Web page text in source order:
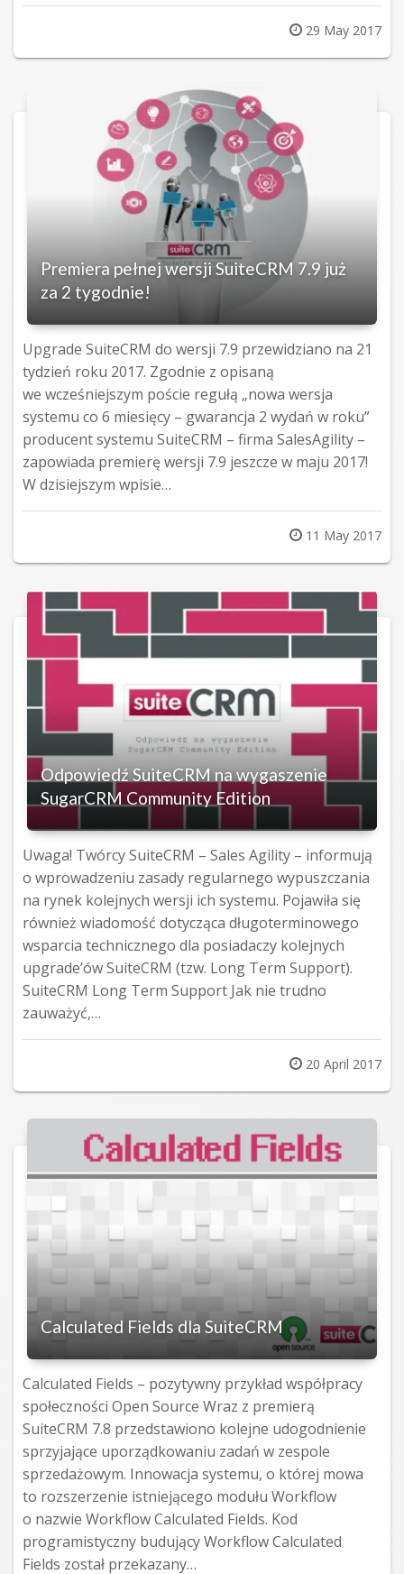
Posted
on
29 May 2017
Premiera pełnej wersji SuiteCRM 7.9 już
za 2 tygodnie!
Upgrade SuiteCRM do wersji 7.9 przewidziano na 21
tydzień roku 2017. Zgodnie z opisaną
we wcześniejszym poście regułą „nowa wersja
systemu co 6 miesięcy – gwarancja 2 wydań w roku”
producent systemu SuiteCRM – firma SalesAgility –
zapowiada premierę wersji 7.9 jeszcze w maju 2017!
W dzisiejszym wpisie…
Posted
on
11 May 2017
Odpowiedź SuiteCRM na wygaszenie
SugarCRM Community Edition
Uwaga! Twórcy SuiteCRM – Sales Agility – informują
o wprowadzeniu zasady regularnego wypuszczania
na rynek kolejnych wersji ich systemu. Pojawiła się
również wiadomość dotycząca długoterminowego
wsparcia technicznego dla posiadaczy kolejnych
upgrade’ów SuiteCRM (tzw. Long Term Support).
SuiteCRM Long Term Support Jak nie trudno
zauważyć,…
Posted
on
20 April 2017
Calculated Fields dla SuiteCRM
Calculated Fields – pozytywny przykład współpracy
społeczności Open Source Wraz z premierą
SuiteCRM 7.8 przedstawiono kolejne udogodnienie
sprzyjające uporządkowaniu zadań w zespole
sprzedażowym. Innowacja systemu, o której mowa
to rozszerzenie istniejącego modułu Workflow
o nazwie Workflow Calculated Fields. Kod
programistyczny budujący Workflow Calculated
Fields został przekazany…